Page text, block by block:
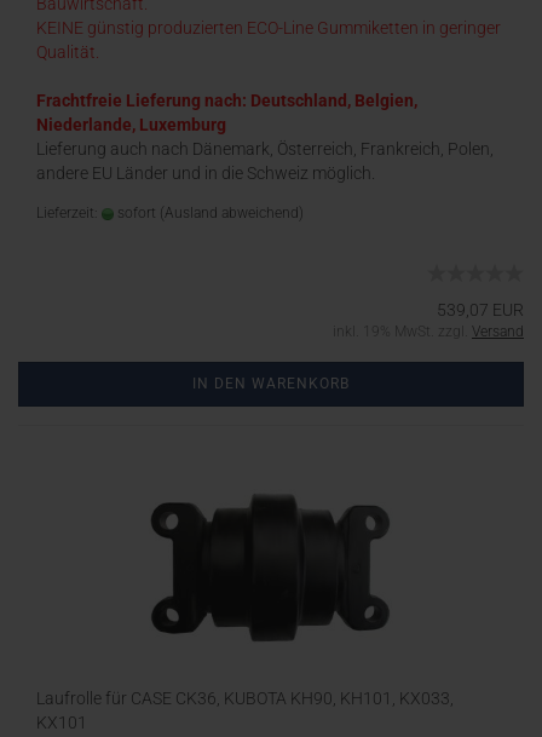
KEINE günstig produzierten ECO-Line Gummiketten in geringer
Qualität.
Frachtfreie Lieferung nach: Deutschland, Belgien,
Niederlande, Luxemburg
Lieferung auch nach Dänemark, Österreich, Frankreich, Polen,
andere EU Länder und in die Schweiz möglich.
Lieferzeit: sofort (Ausland abweichend)
539,07 EUR
inkl. 19% MwSt. zzgl. Versand
IN DEN WARENKORB
Laufrolle für CASE CK36, KUBOTA KH90, KH101, KX033,
KX101